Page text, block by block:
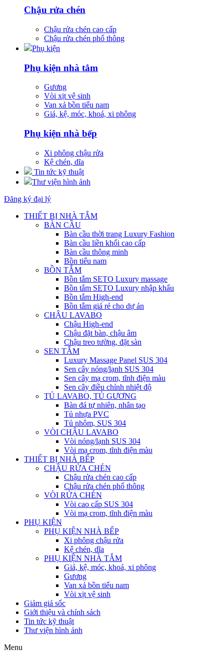
Chậu rửa chén
Chậu rửa chén cao cấp
Chậu rửa chén phổ thông
Phụ kiện
Phụ kiện nhà tắm
Gương
Vòi xịt vệ sinh
Van xả bồn tiểu nam
Giá, kệ, móc, khoá, xi phông
Phụ kiện nhà bếp
Xi phông chậu rửa
Kệ chén, dĩa
Tin tức kỹ thuật
Thư viện hình ảnh
Đăng ký đại lý
THIẾT BỊ NHÀ TẮM
BÀN CẦU
Bàn cầu thời trang Luxury Fashion
Bàn cầu liền khối cao cấp
Bàn cầu thông minh
Bồn tiểu nam
BỒN TẮM
Bồn tắm SETO Luxury massage
Bồn tắm SETO Luxury nhập khẩu
Bồn tắm High-end
Bồn tắm giá rẻ cho dự án
CHẬU LAVABO
Chậu High-end
Chậu đặt bàn, chậu âm
Chậu treo tường, đặt sàn
SEN TẮM
Luxury Massage Panel SUS 304
Sen cây nóng/lạnh SUS 304
Sen cây mạ crom, tĩnh điện màu
Sen cây điều chỉnh nhiệt độ
TỦ LAVABO, TỦ GƯƠNG
Bàn đá tự nhiên, nhân tạo
Tủ nhựa PVC
Tủ nhôm, SUS 304
VÒI CHẬU LAVABO
Vòi nóng/lạnh SUS 304
Vòi mạ crom, tĩnh điện màu
THIẾT BỊ NHÀ BẾP
CHẬU RỬA CHÉN
Chậu rửa chén cao cấp
Chậu rửa chén phổ thông
VÒI RỬA CHÉN
Vòi cao cấp SUS 304
Vòi mạ crom, tĩnh điện màu
PHỤ KIỆN
PHỤ KIỆN NHÀ BẾP
Xi phông chậu rửa
Kệ chén, dĩa
PHỤ KIỆN NHÀ TẮM
Giá, kệ, móc, khoá, xi phông
Gương
Van xả bồn tiểu nam
Vòi xịt vệ sinh
Giảm giá sốc
Giới thiệu và chính sách
Tin tức kỹ thuật
Thư viện hình ảnh
Menu